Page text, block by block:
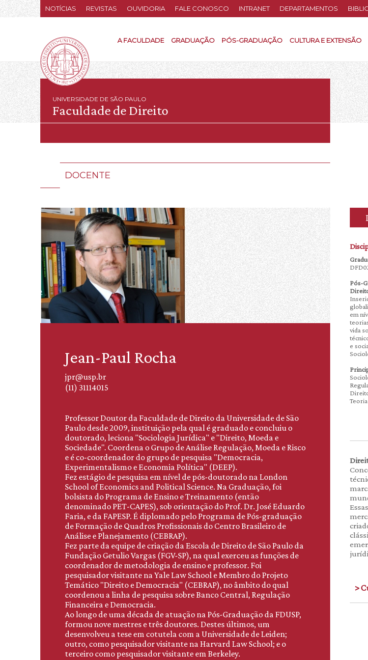
NOTÍCIAS REVISTAS OUVIDORIA FALE CONOSCO INTRANET DEPARTAMENTOS
A FACULDADE GRADUAÇÃO PÓS-GRADUAÇÃO CULTURA E EXTENSÃO
UNIVERSIDADE DE SÃO PAULO
Faculdade de Direito
DOCENTE
Jean-Paul Rocha
jpr@usp.br
(11) 31114015
Professor Doutor da Faculdade de Direito da Universidade de São
Paulo desde 2009, instituição pela qual é graduado e concluiu o
doutorado, leciona "Sociologia Jurídica" e "Direito, Moeda e
Sociedade". Coordena o Grupo de Análise Regulação, Moeda e Risco
e é co-coordenador do grupo de pesquisa "Democracia,
Experimentalismo e Economia Política" (DEEP).
Fez estágio de pesquisa em nível de pós-doutorado na London
School of Economics and Political Science. Na Graduação, foi
bolsista do Programa de Ensino e Treinamento (então
denominado PET-CAPES), sob orientação do Prof. Dr. José Eduardo
Faria, e da FAPESP. É diplomado pelo Programa de Pós-graduação
de Formação de Quadros Profissionais do Centro Brasileiro de
Análise e Planejamento (CEBRAP).
Fez parte da equipe de criação da Escola de Direito de São Paulo da
Fundação Getulio Vargas (FGV-SP), na qual exerceu as funções de
coordenador de metodologia de ensino e professor. Foi
pesquisador visitante na Yale Law School e Membro do Projeto
Temático "Direito e Democracia" (CEBRAP), no âmbito do qual
coordenou a linha de pesquisa sobre Banco Central, Regulação
Financeira e Democracia.
Ao longo de uma década de atuação na Pós-Graduação da FDUSP,
formou nove mestres e três doutores. Destes últimos, um
desenvolveu a tese em cotutela com a Universidade de Leiden;
outro, como pesquisador visitante na Harvard Law School; e o
terceiro como pesquisador visitante em Berkeley.
Pós-
em
vida
e
>